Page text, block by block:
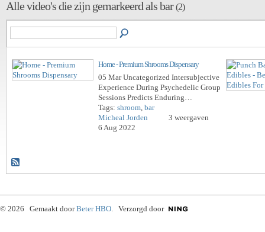
Alle video's die zijn gemarkeerd als bar(2)
Home - Premium Shrooms Dispensary
05 Mar Uncategorized Intersubjective
Experience During Psychedelic Group
Sessions Predicts Enduring…
Tags: shroom, bar
Micheal Jorden
6 Aug 2022
3 weergaven
© 2026 Gemaakt doorBeter HBO. Verzorgd door